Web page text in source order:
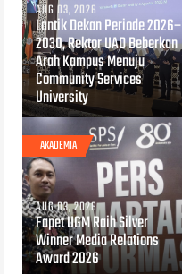
AUG 03, 2026
Lantik Dekan Periode 2026–
2030, Rektor UAD Beberkan
Arah Kampus Menuju
Community Services
University
AKADEMIA
AUG 03, 2026
Fapet UGM Raih Silver
Winner Media Relations
Award 2026